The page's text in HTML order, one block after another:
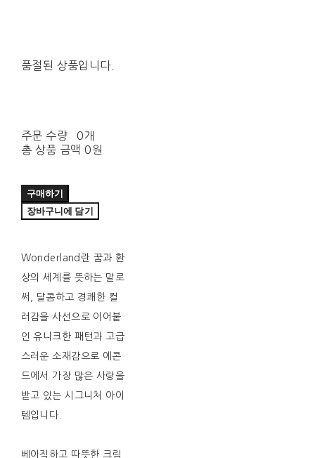
품절된 상품입니다.
주문 수량
0개
총 상품 금액 0원
구매하기
장바구니에 담기
Wonderland란 꿈과 환
상의 세계를 뜻하는 말로
써, 달콤하고 경쾌한 컬
러감을 사선으로 이어붙
인 유니크한 패턴과 고급
스러운 소재감으로 에콘
드에서 가장 많은 사랑을
받고 있는 시그니처 아이
템입니다.
베이직하고 따뜻한 크림